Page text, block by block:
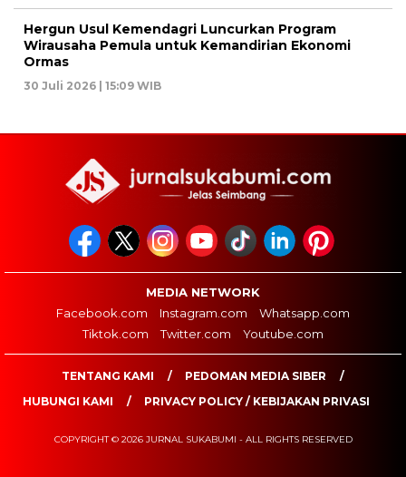
Hergun Usul Kemendagri Luncurkan Program
Wirausaha Pemula untuk Kemandirian Ekonomi
Ormas
30 Juli 2026 | 15:09 WIB
MEDIA NETWORK
Facebook.com
Instagram.com
Whatsapp.com
Tiktok.com
Twitter.com Youtube.com
TENTANG KAMI
PEDOMAN MEDIA SIBER
HUBUNGI KAMI
PRIVACY POLICY / KEBIJAKAN PRIVASI
COPYRIGHT © 2026 JURNAL SUKABUMI - ALL RIGHTS RESERVED